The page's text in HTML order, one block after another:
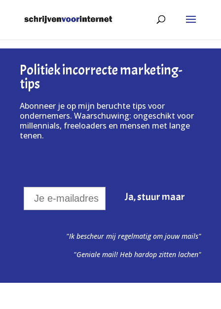
Politiek incorrecte marketing-
tips
Abonneer je op mijn beruchte tips voor
ondernemers. Waarschuwing: ongeschikt voor
millennials, freeloaders en mensen met lange
tenen.
"Ik bescheur mij regelmatig om jouw mails"
"Geniale mail! Heb hardop zitten lachen"